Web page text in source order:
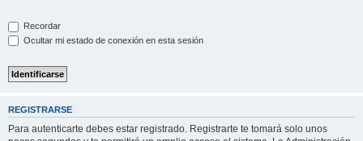
Recordar
Ocultar mi estado de conexión en esta sesión
REGISTRARSE
Para autenticarte debes estar registrado. Registrarte te tomará solo unos